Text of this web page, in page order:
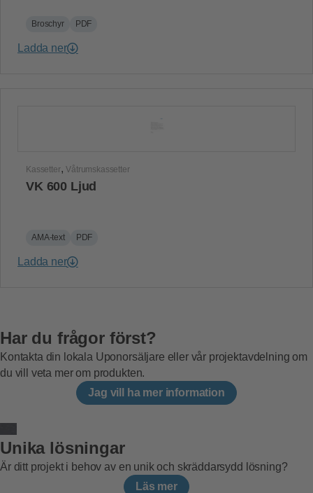
Broschyr PDF
Ladda ner
Kassetter, Våtrumskassetter
VK 600 Ljud
AMA-text PDF
Ladda ner
Har du frågor först?
Kontakta din lokala Uponorsäljare eller vår projektavdelning om
du vill veta mer om produkten.
Jag vill ha mer information
Unika lösningar
Är ditt projekt i behov av en unik och skräddarsydd lösning?
Läs mer